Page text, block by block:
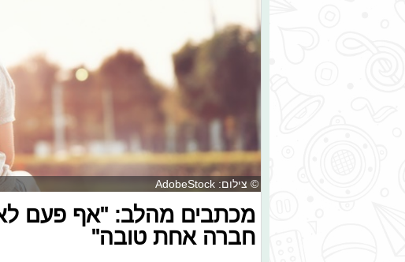
© צילום: AdobeStock
מכתבים מהלב: "אף פעם
חברה אחת טובה"